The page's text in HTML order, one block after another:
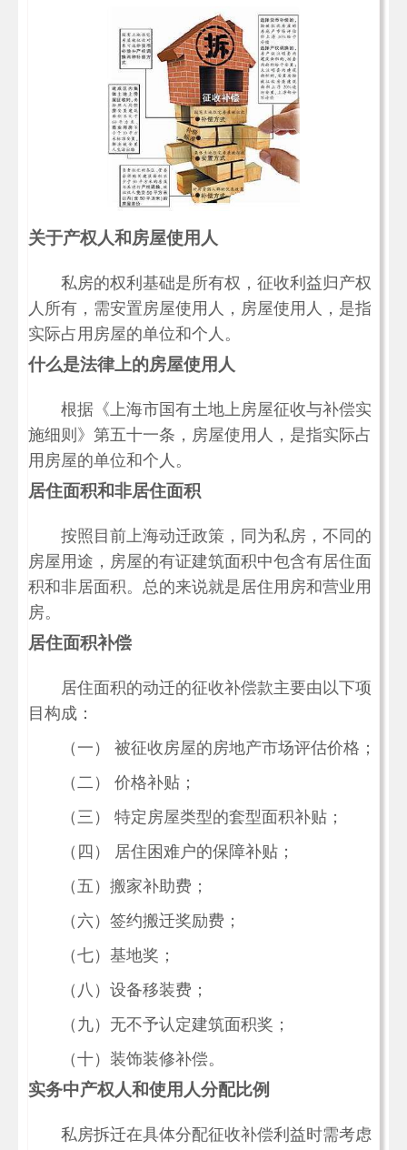
关于产权人和房屋使用人
私房的权利基础是所有权，征收利益归产权
人所有，需安置房屋使用人，房屋使用人，是指
实际占用房屋的单位和个人。
什么是法律上的房屋使用人
根据《上海市国有土地上房屋征收与补偿实
施细则》第五十一条，房屋使用人，是指实际占
用房屋的单位和个人。
居住面积和非居住面积
按照目前上海动迁政策，同为私房，不同的
房屋用途，房屋的有证建筑面积中包含有居住面
积和非居面积。总的来说就是居住用房和营业用
房。
居住面积补偿
居住面积的动迁的征收补偿款主要由以下项
目构成：
（一） 被征收房屋的房地产市场评估价格；
（二） 价格补贴；
（三） 特定房屋类型的套型面积补贴；
（四） 居住困难户的保障补贴；
（五）搬家补助费；
（六）签约搬迁奖励费；
（七）基地奖；
（八）设备移装费；
（九）无不予认定建筑面积奖；
（十）装饰装修补偿。
实务中产权人和使用人分配比例
私房拆迁在具体分配征收补偿利益时需考虑